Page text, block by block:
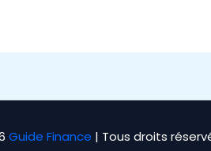
Guide Finance | Tous droits